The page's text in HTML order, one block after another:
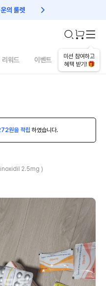
의 룰렛 친구초대 1만원 리워드!
미션 참여하고
혜택 받기!
리워드 이벤트 건강매거진
원을 적립 하였습니다.
2.5mg )